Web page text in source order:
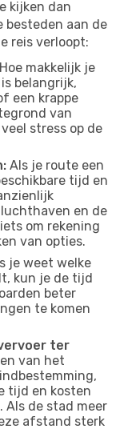
kijken dan
besteden aan de
reis verloopt:
Hoe makkelijk je
belangrijk,
een krappe
van
stress op de
Als je route een
tijd en
en de
om rekening
van opties.
je weet welke
kun je de tijd
beter
te komen
ter
van het
tijd en kosten
Als de stad meer
afstand sterk